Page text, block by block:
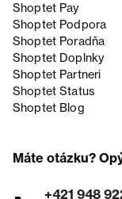
Shoptet Pay
Shoptet Podpora
Shoptet Poradňa
Shoptet Doplnky
Shoptet Partneri
Shoptet Status
Shoptet Blog
Máte otázku?
+421 948